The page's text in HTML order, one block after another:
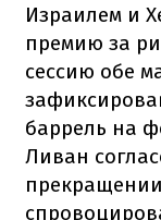
Израилем и
премию за
сессию обе
баррель на
Ливан